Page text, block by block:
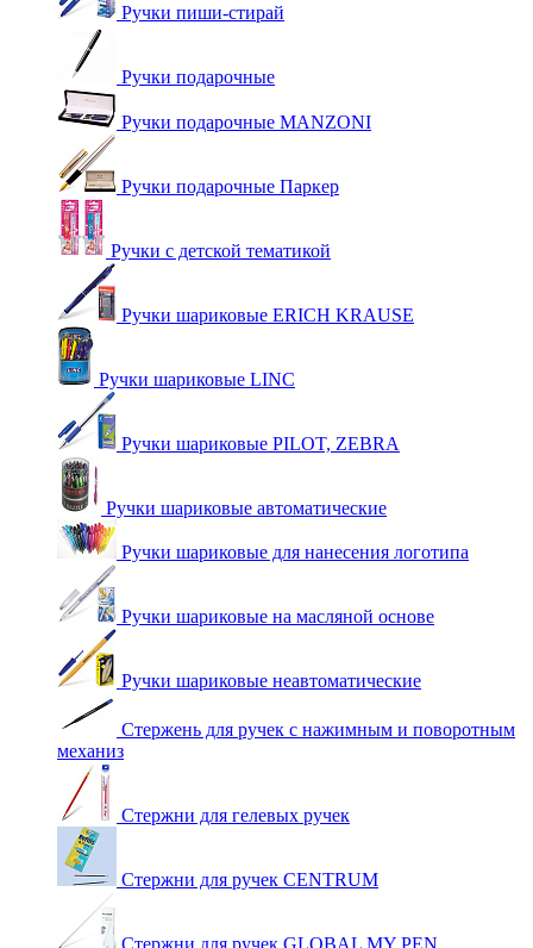
Ручки пиши-стирай
Ручки подарочные
Ручки подарочные MANZONI
Ручки подарочные Паркер
Ручки с детской тематикой
Ручки шариковые ERICH KRAUSE
Ручки шариковые LINC
Ручки шариковые PILOT, ZEBRA
Ручки шариковые автоматические
Ручки шариковые для нанесения логотипа
Ручки шариковые на масляной основе
Ручки шариковые неавтоматические
Стержень для ручек с нажимным и поворотным
механиз
Стержни для гелевых ручек
Стержни для ручек CENTRUM
Стержни для ручек GLOBAL MY PEN